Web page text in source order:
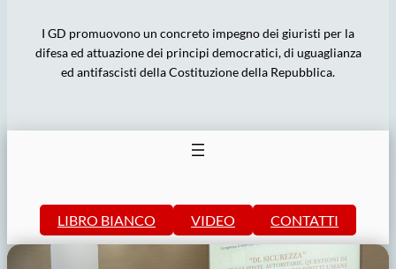
I GD promuovono un concreto impegno dei giuristi per la
difesa ed attuazione dei principi democratici, di uguaglianza
ed antifascisti della Costituzione della Repubblica.
LIBRO BIANCO VIDEO CONTATTI